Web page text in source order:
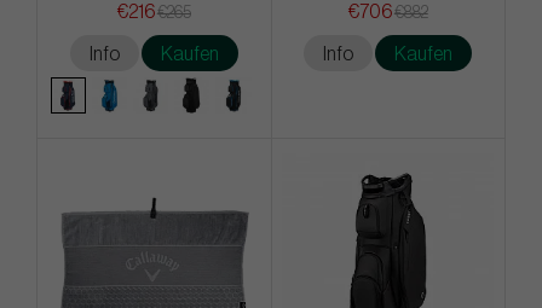
€216€265
Info Kaufen
€706€882
Info Kaufen